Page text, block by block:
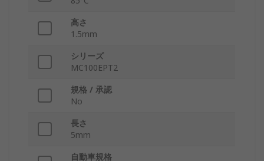
高さ
1.5mm
シリーズ
MC100EPT2
規格 / 承認
No
長さ
5mm
自動車規格